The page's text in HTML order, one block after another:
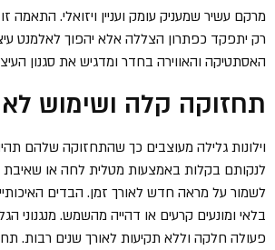
מרקם עשיר שמעניק עומק ועניין ויזואלי. התאמה
רק יתפקד כפתרון הצללה אלא יהפוך לאלמנט
האסתטיקה והאווירה בחדר ומדגיש את סגנון
תחזוקה קלה ושימוש
וילונות גלילה מעוצבים כך שהתחזוקה שלהם
לנקותם בקלות באמצעות מטלית לחה או
לשמור על מראה חדש לאורך זמן. הבדים
בלאי ומונעים קרעים או דהייה מהשמש. מנגנוני
פעולה חלקה וללא תקיעות לאורך שנים רבות.